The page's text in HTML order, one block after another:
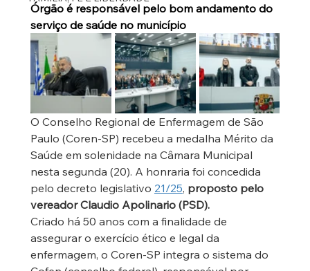
Órgão é responsável pelo bom andamento do
serviço de saúde no município
O Conselho Regional de Enfermagem de São
Paulo (Coren-SP) recebeu a medalha Mérito da
Saúde em solenidade na Câmara Municipal
nesta segunda (20). A honraria foi concedida
pelo decreto legislativo 21/25, proposto pelo
vereador Claudio Apolinario (PSD).
Criado há 50 anos com a finalidade de
assegurar o exercício ético e legal da
enfermagem, o Coren-SP integra o sistema do